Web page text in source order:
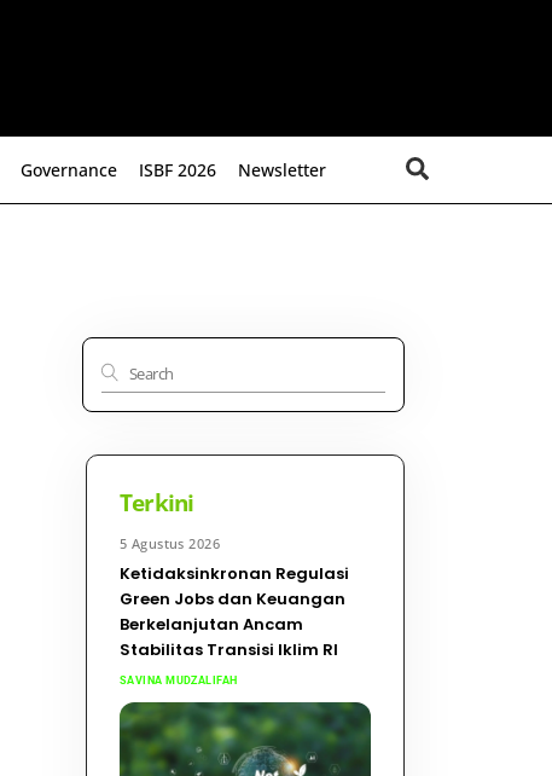
Governance ISBF 2026 Newsletter
Terkini
5 Agustus 2026
Ketidaksinkronan Regulasi
Green Jobs dan Keuangan
Berkelanjutan Ancam
Stabilitas Transisi Iklim RI
SAVINA MUDZALIFAH